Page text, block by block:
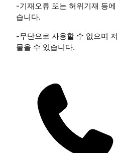
-기재오류 또는 허위기재 등
습니다.
-무단으로 사용할 수 없으며
물을 수 있습니다.